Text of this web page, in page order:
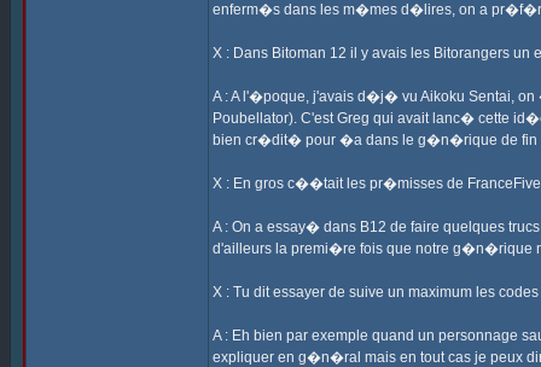
enferm�s dans les m�mes d�lires, on a
X : Dans Bitoman 12 il y avais les Bitorangers
A : A l'�poque, j'avais d�j� vu Aikoku Sentai,
Poubellator). C'est Greg qui avait lanc� cette
bien cr�dit� pour �a dans le g�n�rique de fin
X : En gros c��tait les pr�misses de FranceFive
A : On a essay� dans B12 de faire quelques
d'ailleurs la premi�re fois que notre
X : Tu dit essayer de suive un maximum les
A : Eh bien par exemple quand un personnage
expliquer en g�n�ral mais en tout cas je peux